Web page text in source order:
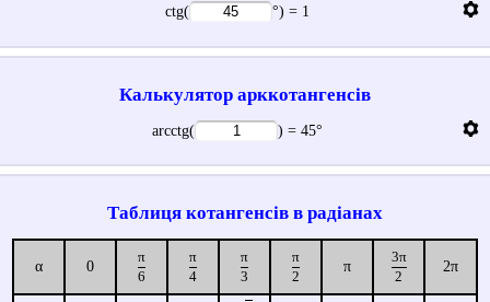

ctg( °) = 1
Калькулятор арккотангенсів

arcctg( ) = 45°
Таблиця котангенсів в радіанах
α 0
π
6
π
4
π
3
π
2
π
3π
2
2π